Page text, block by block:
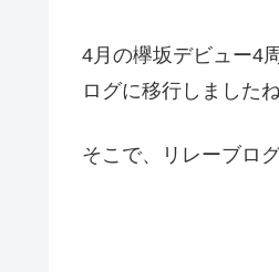
4月の欅坂デビュー4
ログに移行しましたね
そこで、リレーブロ